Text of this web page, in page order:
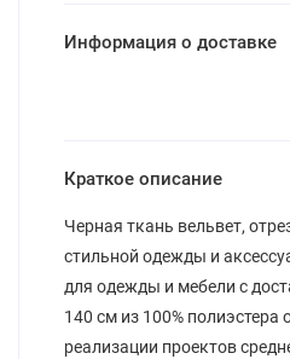
Информация о доставке
Краткое описание
Черная ткань вельвет,
стильной одежды и
для одежды и мебели с
140 см из 100%
реализации проектов